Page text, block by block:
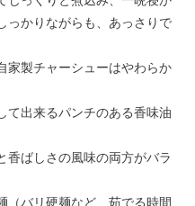
っかりながらも、あっさりで
家製チャーシューはやわらか
て出来るパンチのある香味油
香ばしさの風味の両方がバラ
（バリ硬麺など、茹でる時間